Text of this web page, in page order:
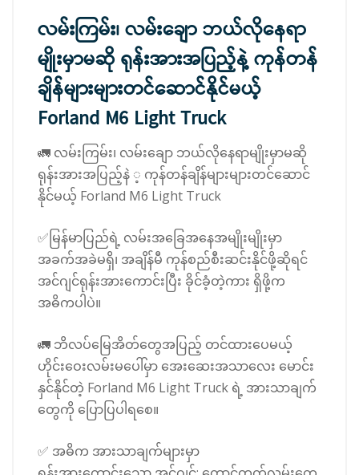
လမ်းကြမ်း၊ လမ်းချော ဘယ်လိုနေရာ
မျိုးမှာမဆို ရုန်းအားအပြည့်နဲ့ ကုန်တန်
ချိန်များများတင်ဆောင်နိုင်မယ့်
Forland M6 Light Truck
🚛 လမ်းကြမ်း၊ လမ်းချော ဘယ်လိုနေရာမျိုးမှာမဆို
ရုန်းအားအပြည့်နဲ ့ ကုန်တန်ချိန်များများတင်ဆောင်
နိုင်မယ့် Forland M6 Light Truck
✅မြန်မာပြည်ရဲ့ လမ်းအခြေအနေအမျိုးမျိုးမှာ
အခက်အခဲမရှိ၊ အချိန်မီ ကုန်စည်စီးဆင်းနိုင်ဖို့ဆိုရင်
အင်ဂျင်ရုန်းအားကောင်းပြီး ခိုင်ခံ့တဲ့ကား ရှိဖို့က
အဓိကပါပဲ။
🚛 ဘိလပ်မြေအိတ်တွေအပြည့် တင်ထားပေမယ့်
ဟိုင်းဝေးလမ်းမပေါ်မှာ အေးဆေးအသာလေး မောင်း
နှင်နိုင်တဲ့ Forland M6 Light Truck ရဲ့ အားသာချက်
တွေကို ပြောပြပါရစေ။
✅ အဓိက အားသာချက်များမှာ